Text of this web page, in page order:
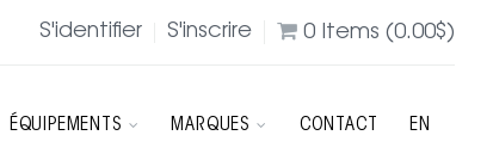
S'identifier S'inscrire 0 Items (0.00$)
ÉQUIPEMENTS MARQUES CONTACT EN